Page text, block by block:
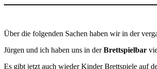
Über die folgenden Sachen haben wir in der
Jürgen und ich haben uns in derBrettspielbar
Es gibt jetzt auch wieder Kinder Brettspiele auf